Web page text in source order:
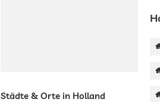
Städte & Orte in Holland